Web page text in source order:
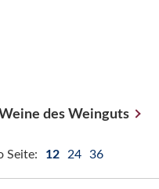
des Weinguts
Seite: 12 24 36